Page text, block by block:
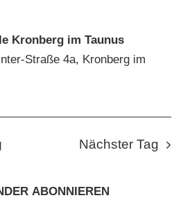
Kronberg im Taunus
Straße 4a, Kronberg im
Nächster Tag
ABONNIEREN